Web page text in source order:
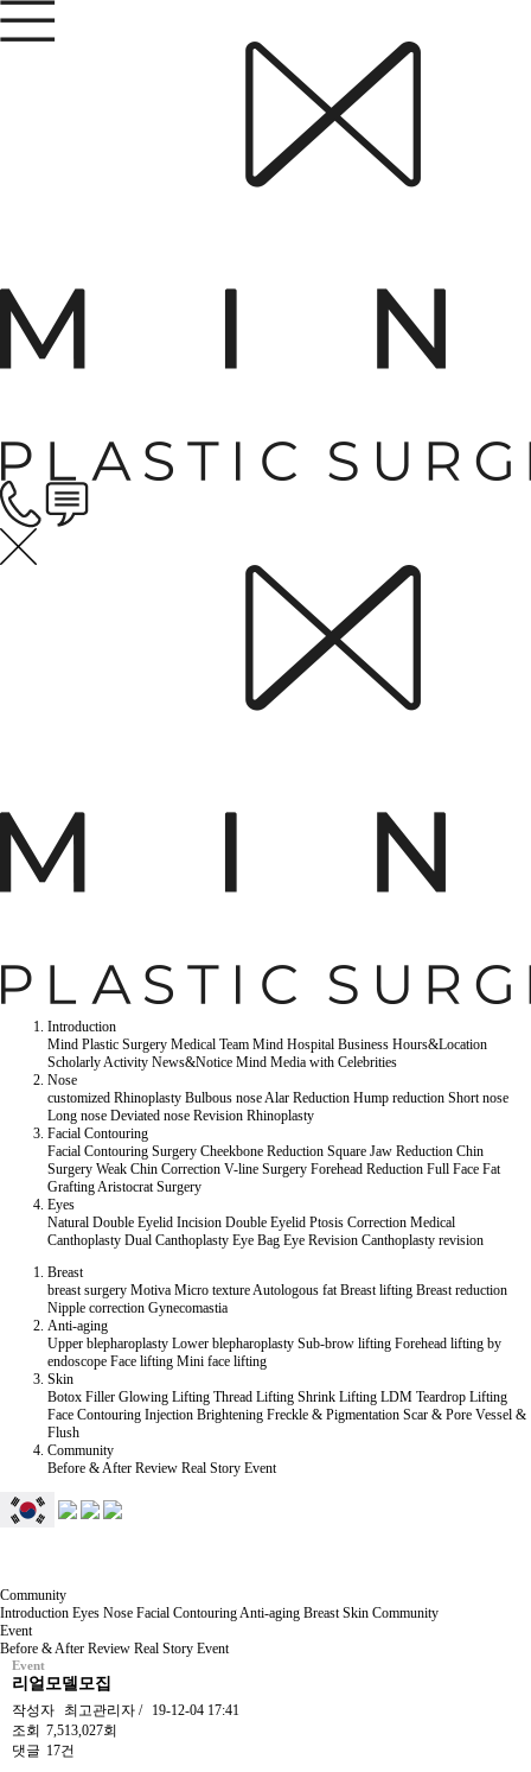
Introduction
Mind Plastic Surgery Medical Team Mind Hospital Business Hours&Location
Scholarly Activity News&Notice Mind Media with Celebrities
Nose
customized Rhinoplasty Bulbous noseAlar Reduction Hump reduction Short nose
Long nose Deviated nose Revision Rhinoplasty
Facial Contouring
Facial Contouring Surgery Cheekbone Reduction Square Jaw Reduction Chin
Surgery Weak Chin Correction V-line Surgery Forehead Reduction Full Face Fat
GraftingAristocrat Surgery
Eyes
Natural Double Eyelid Incision Double Eyelid Ptosis Correction Medical
Canthoplasty Dual Canthoplasty Eye Bag Eye Revision Canthoplasty revision
Breast
breast surgery Motiva Micro textureAutologous fat Breast lifting Breast reduction
Nipple correction Gynecomastia
Anti-aging
Upper blepharoplasty Lower blepharoplasty Sub-brow lifting Forehead lifting by
endoscope Face lifting Mini face lifting
Skin
Botox Filler Glowing Lifting Thread Lifting Shrink Lifting LDM Teardrop Lifting
Face Contouring Injection Brightening Freckle & Pigmentation Scar & Pore Vessel &
Flush
Community
Before & After Review Real Story Event
Community
Introduction Eyes Nose Facial ContouringAnti-aging Breast Skin Community
Event
Before & After Review Real Story Event
Event
리얼모델모집
작성자 최고관리자 / 19-12-04 17:41
조회 7,513,027회
댓글 17건